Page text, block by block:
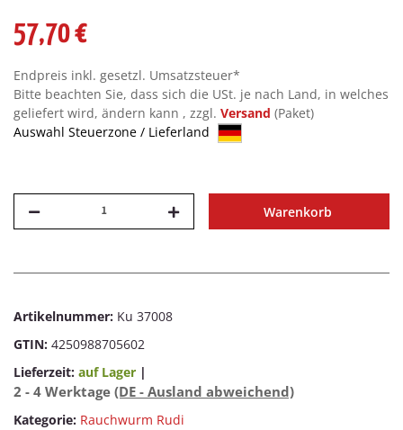
57,70 €
Endpreis inkl. gesetzl. Umsatzsteuer*
Bitte beachten Sie, dass sich die USt. je nach Land, in welches
geliefert wird, ändern kann , zzgl. Versand (Paket)
Auswahl Steuerzone / Lieferland
Warenkorb
Artikelnummer: Ku 37008
GTIN: 4250988705602
Lieferzeit: auf Lager |
2 - 4 Werktage (DE - Ausland abweichend)
Kategorie: Rauchwurm Rudi